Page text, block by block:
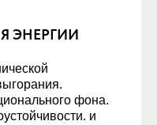
ЭНЕРГИИ
фона.
и